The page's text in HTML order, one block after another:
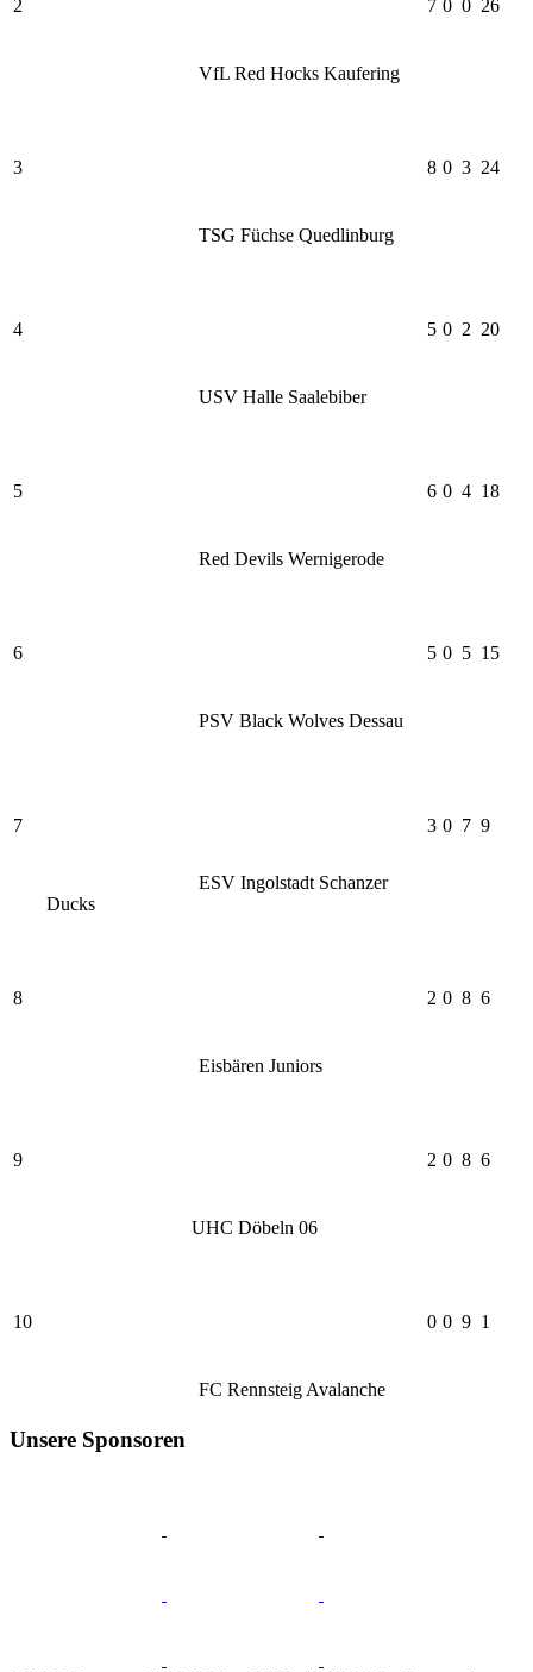
2
VfL Red Hocks Kaufering
7 0 0 26
3
TSG Füchse Quedlinburg
8 0 3 24
4
USV Halle Saalebiber
5 0 2 20
5
Red Devils Wernigerode
6 0 4 18
6
PSV Black Wolves Dessau
5 0 5 15
7
ESV Ingolstadt Schanzer
Ducks
3 0 7 9
8
Eisbären Juniors
2 0 8 6
9
UHC Döbeln 06
2 0 8 6
10
FC Rennsteig Avalanche
0 0 9 1
Unsere Sponsoren